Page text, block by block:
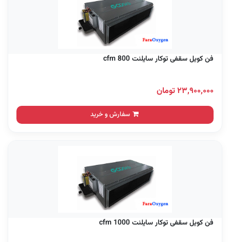
فن کویل سقفی توکار سایلنت 800 cfm
۲۳,۹۰۰,۰۰۰ تومان
سفارش و خرید
فن کویل سقفی توکار سایلنت 1000 cfm